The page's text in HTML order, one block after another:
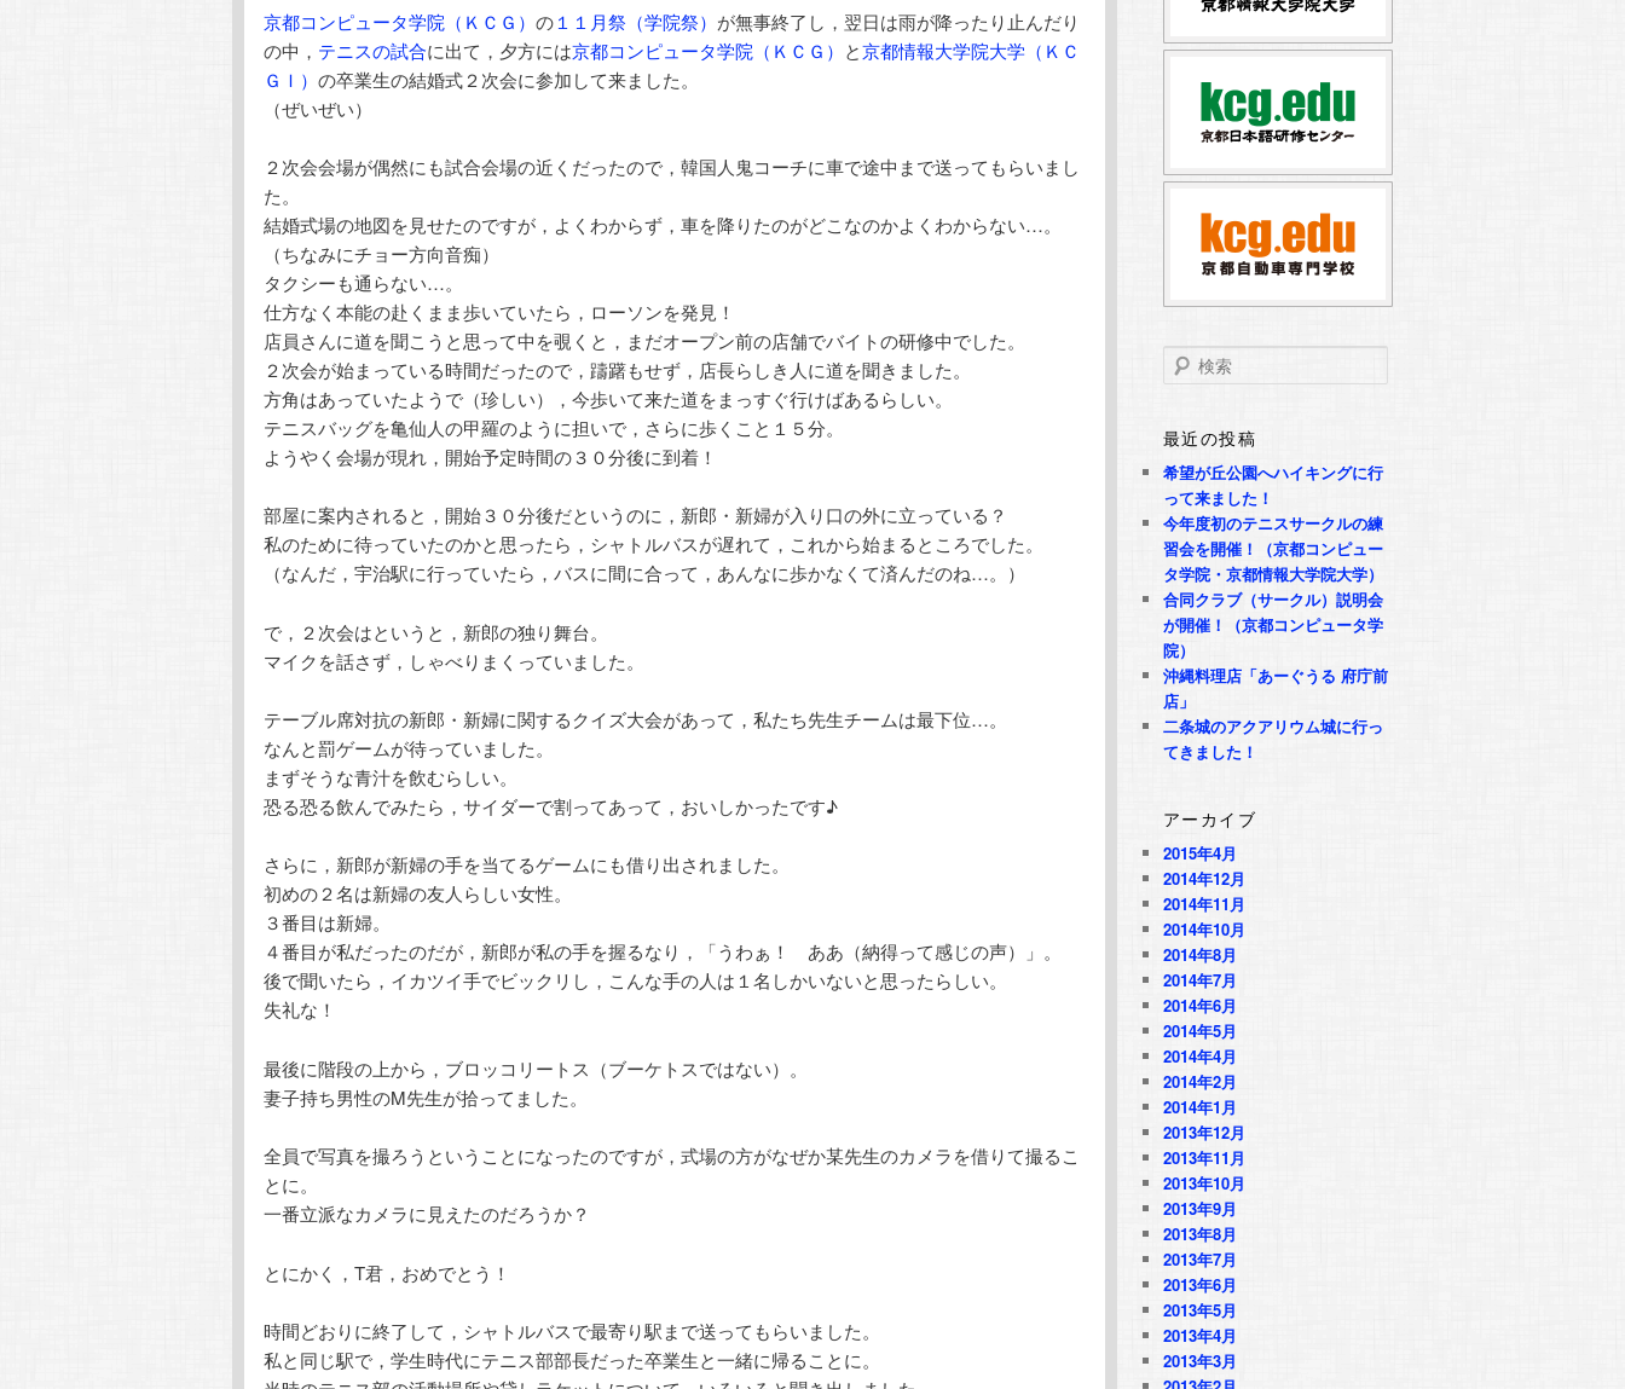
テ
ン
移
動
ン
ツ
動
京都コンピュータ学院（ＫＣＧ） の１１月祭（学院祭） が無事終了し，翌日は雨が降ったり止んだり
の中， テニスの試合に出て，夕方には京都コンピュータ学院（ＫＣＧ） と京都情報大学院大学（ＫＣ
ＧＩ） の卒業生の結婚式２次会に参加して来ました。
（ぜいぜい）
２次会会場が偶然にも試合会場の近くだったので，韓国人鬼コーチに車で途中まで送ってもらいまし
た。
結婚式場の地図を見せたのですが，よくわからず，車を降りたのがどこなのかよくわからない…。
（ちなみにチョー方向音痴）
タクシーも通らない…。
仕方なく本能の赴くまま歩いていたら，ローソンを発見！
店員さんに道を聞こうと思って中を覗くと，まだオープン前の店舗でバイトの研修中でした。
２次会が始まっている時間だったので，躊躇もせず，店長らしき人に道を聞きました。
方角はあっていたようで（珍しい），今歩いて来た道をまっすぐ行けばあるらしい。
テニスバッグを亀仙人の甲羅のように担いで，さらに歩くこと１５分。
ようやく会場が現れ，開始予定時間の３０分後に到着！
部屋に案内されると，開始３０分後だというのに，新郎・新婦が入り口の外に立っている？
私のために待っていたのかと思ったら，シャトルバスが遅れて，これから始まるところでした。
（なんだ，宇治駅に行っていたら，バスに間に合って，あんなに歩かなくて済んだのね…。）
で，２次会はというと，新郎の独り舞台。
マイクを話さず，しゃべりまくっていました。
テーブル席対抗の新郎・新婦に関するクイズ大会があって，私たち先生チームは最下位…。
なんと罰ゲームが待っていました。
まずそうな青汁を飲むらしい。
恐る恐る飲んでみたら，サイダーで割ってあって，おいしかったです♪
さらに，新郎が新婦の手を当てるゲームにも借り出されました。
初めの２名は新婦の友人らしい女性。
３番目は新婦。
４番目が私だったのだが，新郎が私の手を握るなり，「うわぁ！ ああ（納得って感じの声）」。
後で聞いたら，イカツイ手でビックリし，こんな手の人は１名しかいないと思ったらしい。
失礼な！
最後に階段の上から，ブロッコリートス（ブーケトスではない）。
妻子持ち男性のM先生が拾ってました。
全員で写真を撮ろうということになったのですが，式場の方がなぜか某先生のカメラを借りて撮るこ
とに。
一番立派なカメラに見えたのだろうか？
とにかく，T君，おめでとう！
時間どおりに終了して，シャトルバスで最寄り駅まで送ってもらいました。
私と同じ駅で，学生時代にテニス部部長だった卒業生と一緒に帰ることに。
検
索
最近の投稿
希望が丘公園へハイキングに行
って来ました！
今年度初のテニスサークルの練
習会を開催！（京都コンピュー
タ学院・京都情報大学院大学）
合同クラブ（サークル）説明会
が開催！（京都コンピュータ学
院）
沖縄料理店「あーぐうる 府庁前
店」
二条城のアクアリウム城に行っ
てきました！
アーカイブ
2015年4月
2014年12月
2014年11月
2014年10月
2014年8月
2014年7月
2014年6月
2014年5月
2014年4月
2014年2月
2014年1月
2013年12月
2013年11月
2013年10月
2013年9月
2013年8月
2013年7月
2013年6月
2013年5月
2013年4月
2013年3月